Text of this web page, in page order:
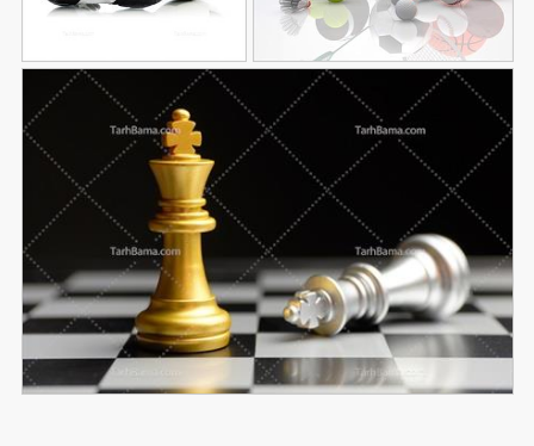
تصویر با کیفیت توپ های
ورزشی و راکت تنیس
185
تصویر با کیفیت توپ
فوتبال و کفش